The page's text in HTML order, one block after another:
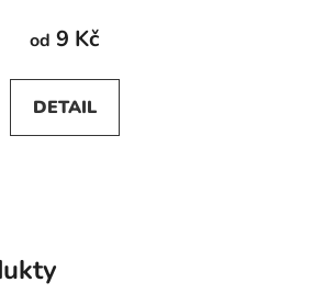
od 9 Kč
DETAIL